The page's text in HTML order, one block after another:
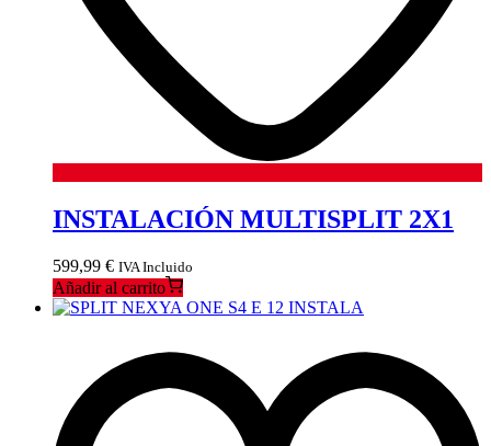
INSTALACIÓN MULTISPLIT 2X1
599,99 € IVA Incluido
Añadir al carrito